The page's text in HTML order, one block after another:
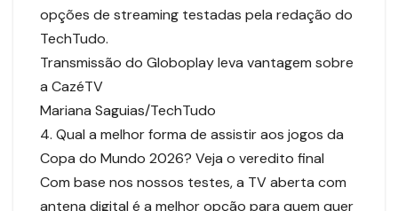
opções de streaming testadas pela redação do
TechTudo.
Transmissão do Globoplay leva vantagem sobre
a CazéTV
Mariana Saguias/TechTudo
4. Qual a melhor forma de assistir aos jogos da
Copa do Mundo 2026? Veja o veredito final
Com base nos nossos testes, a TV aberta com
antena digital é a melhor opção para quem quer